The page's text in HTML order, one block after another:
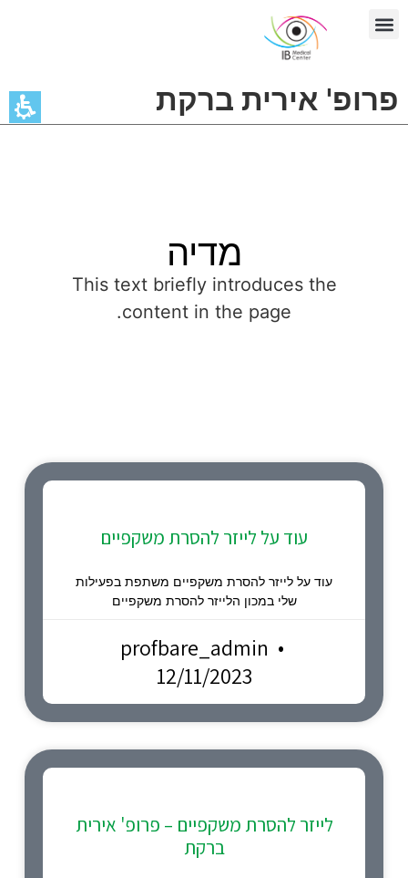
פרופ' אירית ברקת
מדיה
This text briefly introduces the
content in the page.
עוד על לייזר להסרת משקפיים
עוד על לייזר להסרת משקפיים משתפת בפעילות
שלי במכון הלייזר להסרת משקפיים
profbare_admin
12/11/2023
לייזר להסרת משקפיים – פרופ' אירית
ברקת